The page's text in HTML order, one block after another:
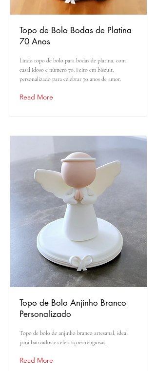
Topo de Bolo Bodas de Platina
70 Anos
Lindo topo de bolo para bodas de platina, com
casal idoso e número 70. Feito em biscuit,
personalizado para celebrar 70 anos de amor.
Read More
Topo de Bolo Anjinho Branco
Personalizado
Topo de bolo de anjinho branco artesanal, ideal
para batizados e celebrações religiosas.
Read More